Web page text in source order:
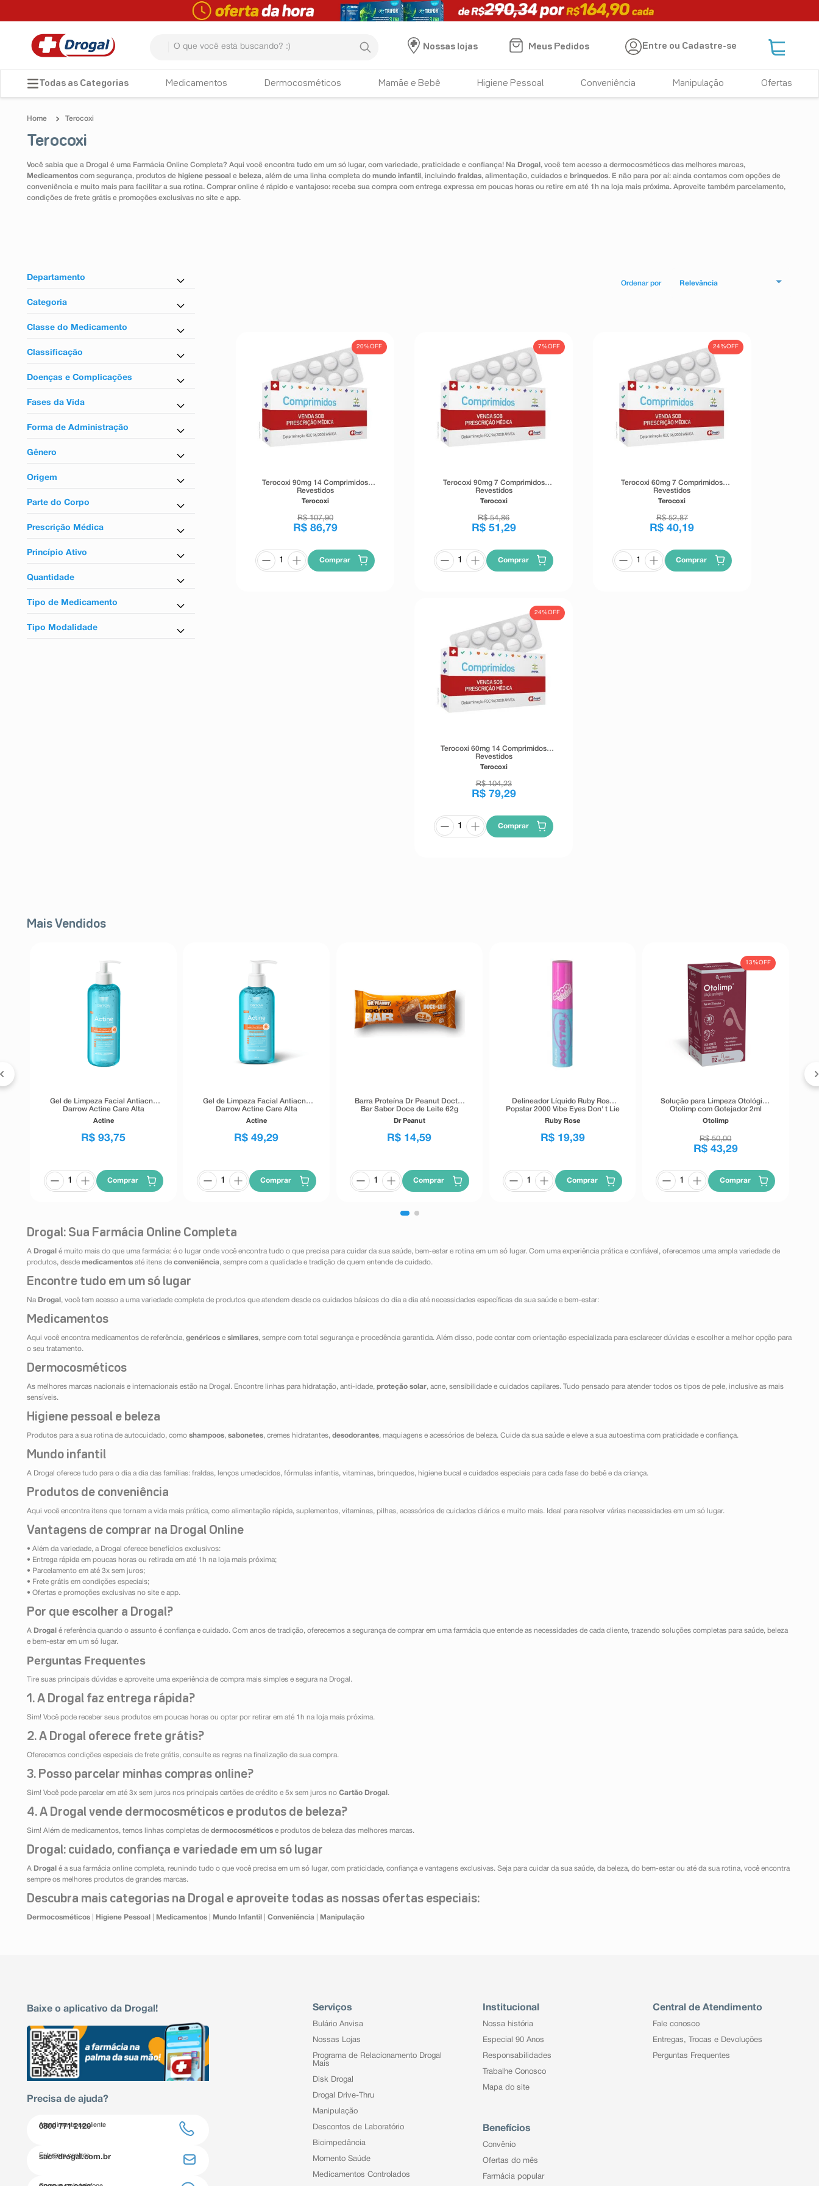
Nossas lojas
Meus Pedidos Entre ou Cadastre-se
Medicamentos Dermocosméticos Mamãe e Bebê Higiene Pessoal Conveniência Manipulação Ofertas
Terocoxi
Terocoxi
Você sabia que a Drogal é uma Farmácia Online Completa? Aqui você encontra tudo em um só lugar, com variedade, praticidade e confiança! Na Drogal , você tem acesso a dermocosméticos das melhores marcas,
Medicamentos com segurança, produtos de higiene pessoal e beleza, além de uma linha completa do mundo infantil , incluindo fraldas, alimentação, cuidados e brinquedos. E não para por aí: ainda contamos com opções de
conveniência e muito mais para facilitar a sua rotina. Comprar online é rápido e vantajoso: receba sua compra com entrega expressa em poucas horas ou retire em até 1h na loja mais próxima. Aproveite também parcelamento,
condições de frete grátis e promoções exclusivas no site e app.
Departamento
Controlados
Categoria
Anti-Inflamatório
Classe do Medicamento
Anti-inflamatórios
Classificação
Tarja vermelha
Doenças e Complicações
Para inflamação
Para artrite
Fases da Vida
Para adultos
Forma de Administração
Uso oral
Gênero
Unissex
Origem
Nacional
Parte do Corpo
Para articulação
Para o sistema nervoso
Prescrição Médica
Sim
Princípio Ativo
Etoricoxibe
Quantidade
14 Comprimidos
7 Comprimidos
Tipo de Medicamento
Similar
Tipo Modalidade
Relevância
20%OFF
Terocoxi 90mg 14 Comprimidos
Revestidos
Terocoxi
R$ 107,90
R$ 86,79
Comprar
7%OFF
Terocoxi 90mg 7 Comprimidos
Revestidos
Terocoxi
R$ 54,86
R$ 51 ,29
Comprar
24%OFF
Terocoxi 60mg 7 Comprimidos
Revestidos
Terocoxi
R$ 52,87
R$ 40,19
Comprar
24%OFF
Terocoxi 60mg 14 Comprimidos
Revestidos
Terocoxi
R$ 104,23
R$ 79,29
Comprar
Mais Vendidos
Gel de Limpeza Facial Antiacne
Darrow Actine Care Alta
Tolerância 400g
Actine
R$ 93,75
Comprar
Gel de Limpeza Facial Antiacne
Darrow Actine Care Alta
Tolerância 140g
Actine
R$ 49,29
Comprar
Barra Proteína Dr Peanut Doctor
Bar Sabor Doce de Leite 62g
Dr Peanut
R$ 14,59
Comprar
Delineador Líquido Ruby Rose
Popstar 2000 Vibe Eyes Don' t Lie
Preto 5,5g
Ruby Rose
R$ 19,39
Comprar
13%OFF
Solução para Limpeza Otológica
Otolimp com Gotejador 2ml
Otolimp
R$ 50,00
R$ 43,29
Comprar
Drogal: Sua Farmácia Online Completa
A Drogal é muito mais do que uma farmácia: é o lugar onde você encontra tudo o que precisa para cuidar da sua saúde, bem-estar e rotina em um só lugar. Com uma experiência prática e confiável, oferecemos uma ampla variedade de
produtos, desde medicamentos até itens de conveniência, sempre com a qualidade e tradição de quem entende de cuidado.
Encontre tudo em um só lugar
Na Drogal , você tem acesso a uma variedade completa de produtos que atendem desde os cuidados básicos do dia a dia até necessidades específicas da sua saúde e bem-estar:
Medicamentos
Aqui você encontra medicamentos de referência, genéricos e similares, sempre com total segurança e procedência garantida. Além disso, pode contar com orientação especializada para esclarecer dúvidas e escolher a melhor opção para
o seu tratamento.
Dermocosméticos
As melhores marcas nacionais e internacionais estão na Drogal. Encontre linhas para hidratação, anti-idade, proteção solar, acne, sensibilidade e cuidados capilares. Tudo pensado para atender todos os tipos de pele, inclusive as mais
sensíveis.
Higiene pessoal e beleza
Produtos para a sua rotina de autocuidado, como shampoos, sabonetes, cremes hidratantes, desodorantes, maquiagens e acessórios de beleza. Cuide da sua saúde e eleve a sua autoestima com praticidade e confiança.
Mundo infantil
A Drogal oferece tudo para o dia a dia das famílias: fraldas, lenços umedecidos, fórmulas infantis, vitaminas, brinquedos, higiene bucal e cuidados especiais para cada fase do bebê e da criança.
Produtos de conveniência
Aqui você encontra itens que tornam a vida mais prática, como alimentação rápida, suplementos, vitaminas, pilhas, acessórios de cuidados diários e muito mais. Ideal para resolver várias necessidades em um só lugar.
Vantagens de comprar na Drogal Online
• Além da variedade, a Drogal oferece benefícios exclusivos:
• Entrega rápida em poucas horas ou retirada em até 1h na loja mais próxima;
• Parcelamento em até 3x sem juros;
• Frete grátis em condições especiais;
• Ofertas e promoções exclusivas no site e app.
Por que escolher a Drogal?
A Drogal é referência quando o assunto é confiança e cuidado. Com anos de tradição, oferecemos a segurança de comprar em uma farmácia que entende as necessidades de cada cliente, trazendo soluções completas para saúde, beleza
e bem-estar em um só lugar.
Perguntas Frequentes
Tire suas principais dúvidas e aproveite uma experiência de compra mais simples e segura na Drogal.
1. A Drogal faz entrega rápida?
Sim! Você pode receber seus produtos em poucas horas ou optar por retirar em até 1h na loja mais próxima.
2. A Drogal oferece frete grátis?
Oferecemos condições especiais de frete grátis, consulte as regras na finalização da sua compra.
3. Posso parcelar minhas compras online?
Sim! Você pode parcelar em até 3x sem juros nos principais cartões de crédito e 5x sem juros no Cartão Drogal .
4. A Drogal vende dermocosméticos e produtos de beleza?
Sim! Além de medicamentos, temos linhas completas de dermocosméticos e produtos de beleza das melhores marcas.
Drogal: cuidado, confiança e variedade em um só lugar
A Drogal é a sua farmácia online completa, reunindo tudo o que você precisa em um só lugar, com praticidade, confiança e vantagens exclusivas. Seja para cuidar da sua saúde, da beleza, do bem-estar ou até da sua rotina, você encontra
sempre os melhores produtos de grandes marcas.
Descubra mais categorias na Drogal e aproveite todas as nossas ofertas especiais:
Dermocosméticos Higiene Pessoal Medicamentos Mundo Infantil Conveniência Manipulação
Baixe o aplicativo da Drogal!
Precisa de ajuda?
Atendimento ao cliente
0800 771 2120
Entre em contato
sac@drogal.com.br
Serviços
Bulário Anvisa
Nossas Lojas
Programa de Relacionamento Drogal
Mais
Disk Drogal
Drogal Drive-Thru
Manipulação
Descontos de Laboratório
Bioimpedância
Momento Saúde
Medicamentos Controlados
Institucional
Nossa história
Especial 90 Anos
Responsabilidades
Trabalhe Conosco
Mapa do site
Benefícios
Convênio
Ofertas do mês
Farmácia popular
Central de Atendimento
Fale conosco
Entregas, Trocas e Devoluções
Perguntas Frequentes
TERMOS MAIS BUSCADOS
4º tadalafila
5º minoxidil